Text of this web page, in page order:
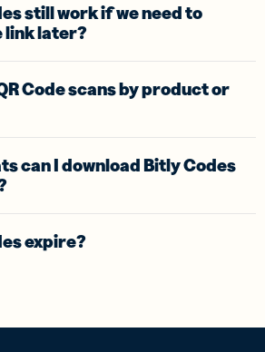
still work if we need to
later?
Code scans by product or
can I download Bitly Codes
expire?